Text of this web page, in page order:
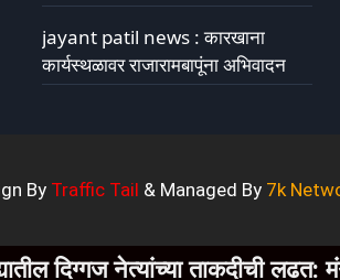
jayant patil news : कारखाना
कार्यस्थळावर राजारामबापूंना अभिवादन
By Traffic Tail & Managed By 7k
ताकदीची लढत: मंगळवार फैसला